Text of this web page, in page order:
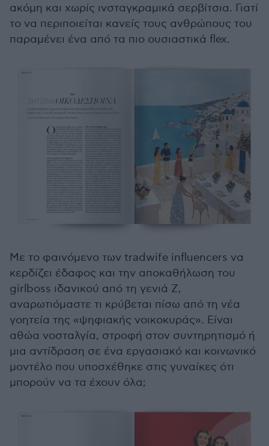
ακόμη και χωρίς ινσταγκραμικά σερβίτσια. Γιατί
το να περιποιείται κανείς τους ανθρώπους του
παραμένει ένα από τα πιο ουσιαστικά flex.
Με το φαινόμενο των tradwife influencers να
κερδίζει έδαφος και την αποκαθήλωση του
girlboss ιδανικού από τη γενιά Z,
αναρωτιόμαστε τι κρύβεται πίσω από τη νέα
γοητεία της «ψηφιακής νοικοκυράς». Είναι
αθώα νοσταλγία, στροφή στον συντηρητισμό ή
μια αντίδραση σε ένα εργασιακό και κοινωνικό
μοντέλο που υποσχέθηκε στις γυναίκες ότι
μπορούν να τα έχουν όλα;